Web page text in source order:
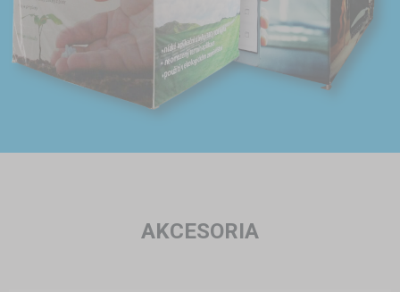
AKCESORIA